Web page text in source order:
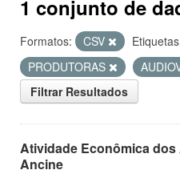
1 conjunto de
Formatos: CSV
PRODUTORAS
Filtrar Resultados
Atividade Econômica
Ancine